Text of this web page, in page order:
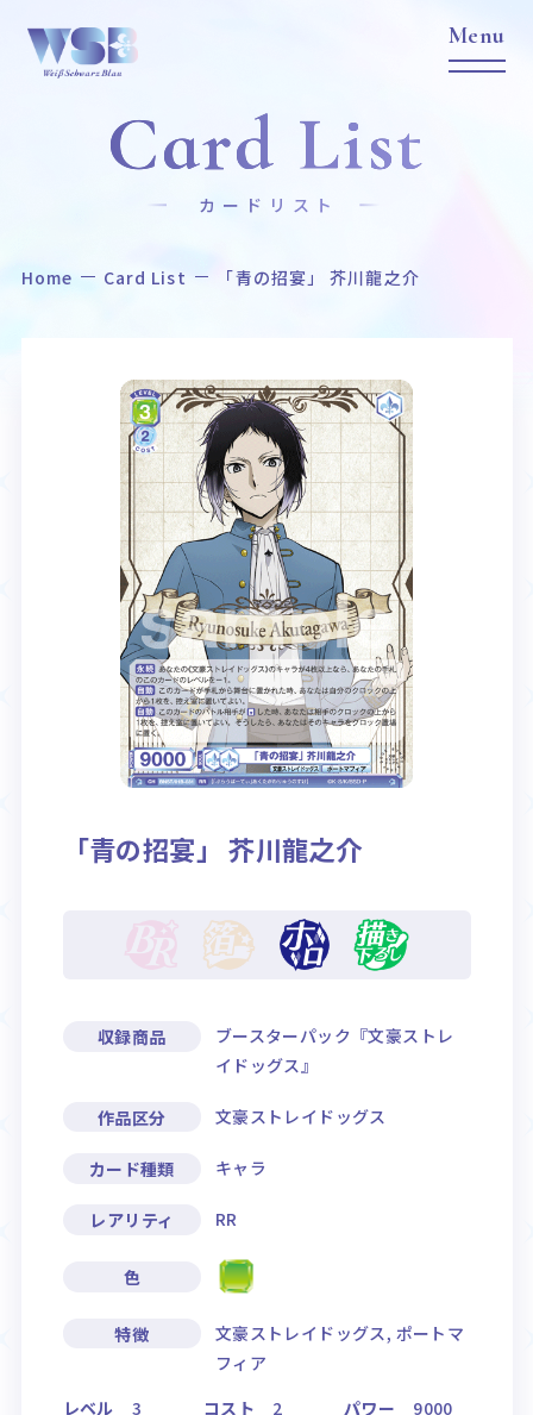
Home News
作品タイトル 商品情報
Event
イベント
Card List
カードリスト
Rule / Q&A
ルール/Q&A
Deck Recipe
デッキレシピ
Card List
カードリスト
Home Card List 「青の招宴」 芥川龍之介
「青の招宴」 芥川龍之介
収録商品
ブースターパック『文豪ストレ
イドッグス』
作品区分 文豪ストレイドッグス
カード種類 キャラ
レアリティ RR
色
特徴
文豪ストレイドッグス, ポートマ
フィア
レベル
3 コスト 2 パワー
9000